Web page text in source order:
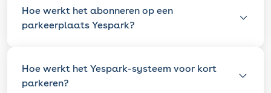
Hoe werkt het abonneren op een
parkeerplaats Yespark?
Hoe werkt het Yespark-systeem voor kort
parkeren?